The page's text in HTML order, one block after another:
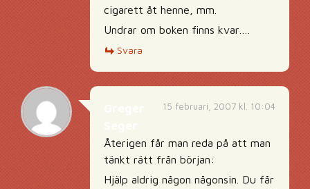
cigarett åt henne, mm.
Undrar om boken finns kvar….
Svara
15 februari, 2007 kl. 10:04
Återigen får man reda på att man
tänkt rätt från början:
Hjälp aldrig någon någonsin. Du får